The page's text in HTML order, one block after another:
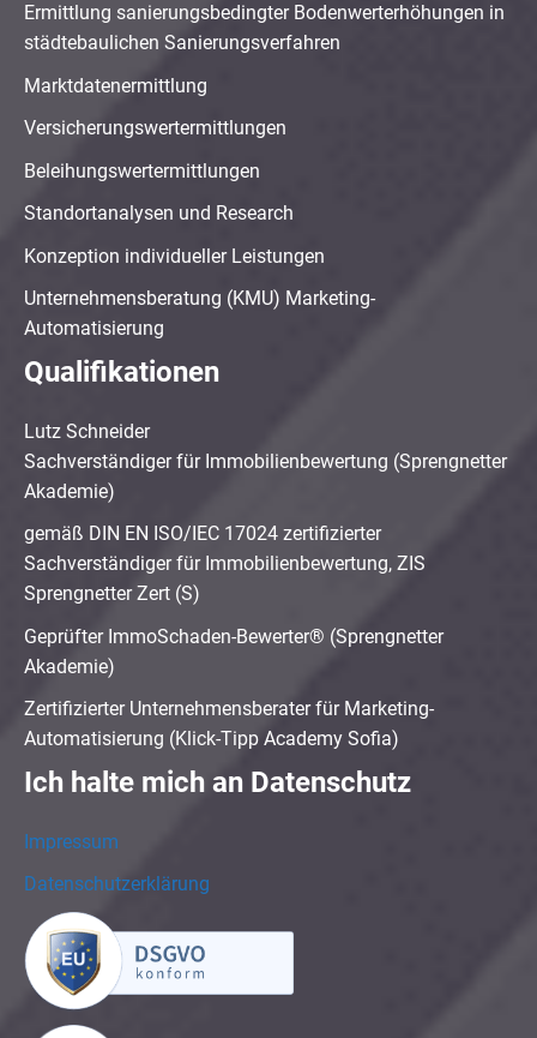
Ermittlung sanierungsbedingter Bodenwerterhöhungen in
städtebaulichen Sanierungsverfahren
Marktdatenermittlung
Versicherungswertermittlungen
Beleihungswertermittlungen
Standortanalysen und Research
Konzeption individueller Leistungen
Unternehmensberatung (KMU) Marketing-
Automatisierung
Qualifikationen
Lutz Schneider
Sachverständiger für Immobilienbewertung (Sprengnetter
Akademie)
gemäß DIN EN ISO/IEC 17024 zertifizierter
Sachverständiger für Immobilienbewertung, ZIS
Sprengnetter Zert (S)
Geprüfter ImmoSchaden-Bewerter® (Sprengnetter
Akademie)
Zertifizierter Unternehmensberater für Marketing-
Automatisierung (Klick-Tipp Academy Sofia)
Ich halte mich an Datenschutz
Impressum
Datenschutzerklärung